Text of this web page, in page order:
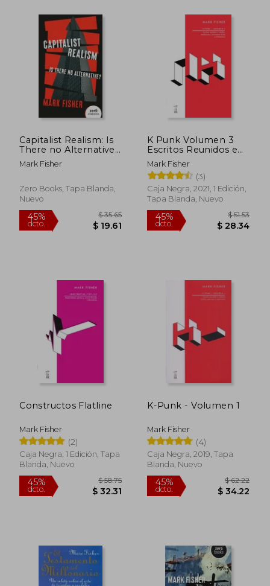
45% 45%
Capitalist Realism: Is
There no Alternative?
(en Inglés)
Mark Fisher
Zero Books, Tapa Blanda,
Nuevo
K Punk Volumen 3
Escritos Reunidos e
Ineditos
Mark Fisher
(3)
Caja Negra, 2021, 1 Edición,
Tapa Blanda, Nuevo
Constructos Flatline
Mark Fisher
(2)
Caja Negra, 1 Edición, Tapa
Blanda, Nuevo
K-Punk - Volumen 1
Mark Fisher
(4)
Caja Negra, 2019, Tapa
Blanda, Nuevo